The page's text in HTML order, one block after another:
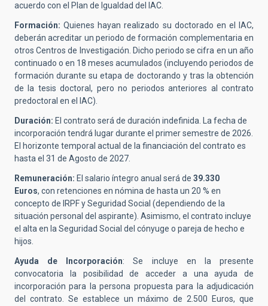
acuerdo con el Plan de Igualdad del IAC.
Formación: Quienes hayan realizado su doctorado en el IAC,
deberán acreditar un periodo de formación complementaria en
otros Centros de Investigación. Dicho periodo se cifra en un año
continuado o en 18 meses acumulados (incluyendo periodos de
formación durante su etapa de doctorando y tras la obtención
de la tesis doctoral, pero no periodos anteriores al contrato
predoctoral en el IAC).
Duración: El contrato será de duración indefinida. La fecha de
incorporación tendrá lugar durante el primer semestre de 2026.
El horizonte temporal actual de la financiación del contrato es
hasta el 31 de Agosto de 2027.
Remuneración: El salario íntegro anual será de 39.330
Euros, con retenciones en nómina de hasta un 20 % en
concepto de IRPF y Seguridad Social (dependiendo de la
situación personal del aspirante). Asimismo, el contrato incluye
el alta en la Seguridad Social del cónyuge o pareja de hecho e
hijos.
Ayuda de Incorporación: Se incluye en la presente
convocatoria la posibilidad de acceder a una ayuda de
incorporación para la persona propuesta para la adjudicación
del contrato. Se establece un máximo de 2.500 Euros, que